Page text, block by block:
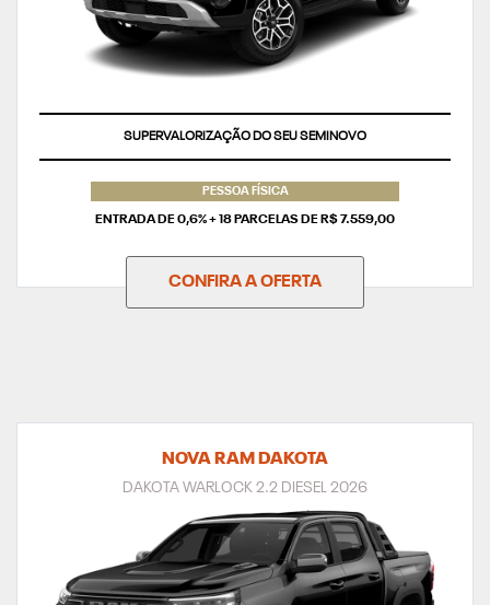
TAXA ZERO
PESSOA FÍSICA
ENTRADA DE 0,6% + 18 PARCELAS DE R$ 7.559,00
CONFIRA A OFERTA
NOVA RAM DAKOTA
DAKOTA WARLOCK 2.2 DIESEL 2026